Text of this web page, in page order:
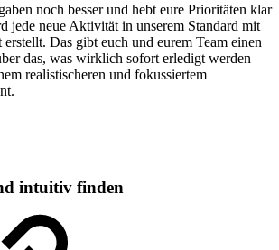
noch besser und hebt eure Prioritäten klar
jede neue Aktivität in unserem Standard mit
Das gibt euch und eurem Team einen
das, was wirklich sofort erledigt werden
realistischeren und fokussiertem
intuitiv finden